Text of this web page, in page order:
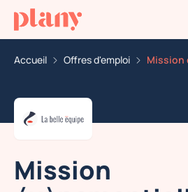
Accueil Offres d'emploi
Mission